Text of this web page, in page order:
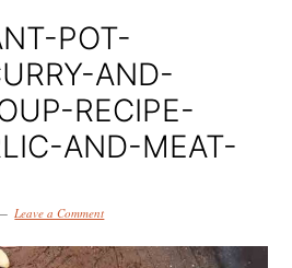
POT-
AND-
RECIPE-
AND-MEAT-
Leave a Comment